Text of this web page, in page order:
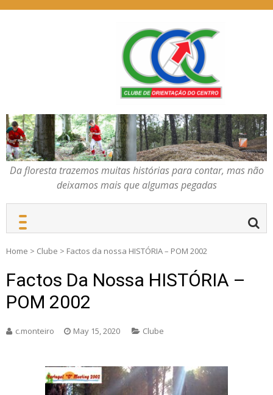
COC – CLUBE DE
ORIENTAÇÃO DO
CENTRO
Da floresta trazemos
muitas histórias para
contar, mas não deixamos
mais que algumas
pegadas
Da floresta trazemos muitas histórias para contar, mas não
deixamos mais que algumas pegadas
Home > Clube > Factos da nossa HISTÓRIA – POM 2002
Factos Da Nossa HISTÓRIA –
POM 2002
c.monteiro May 15, 2020 Clube